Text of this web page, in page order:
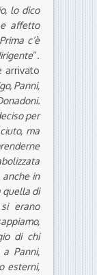
lo dico
affetto
c’è
“.
arrivato
Panni,
per
ma
in
quella di
erano
di chi
Panni,
esterni,